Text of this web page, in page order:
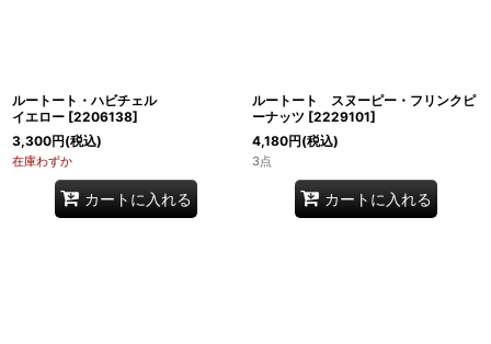
ルートート・ハビチェル
イエロー [2206138]
3,300円(税込)
在庫わずか
カートに入れる
ルートート スヌーピー・フリンクピ
ーナッツ [2229101]
4,180円(税込)
3点
カートに入れる